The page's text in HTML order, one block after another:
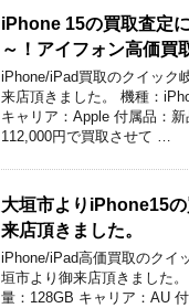
iPhone 15の買取査定
～！アイフォン高価買
iPhone/iPad買取のクイック
来店頂きました。 機種：
キャリア：Apple 付属品：
112,000円で買取させて …
大垣市よりiPhone15
来店頂きました。
iPhone/iPad高価買取のクイ
垣市より御来店頂きました
量：128GB キャリア：AU